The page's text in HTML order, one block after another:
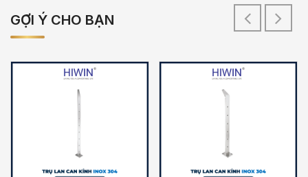
GỢI Ý CHO BẠN